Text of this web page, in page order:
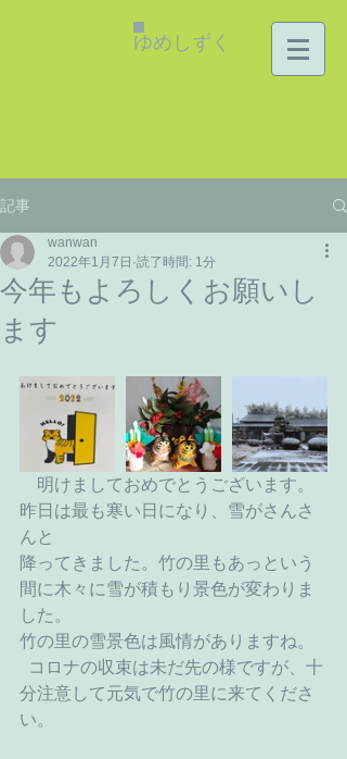
ゆめしずく
記事
今年もよろしくお願いし
ます
wanwan
2022年1月7日 読了時間: 1分
明けましておめでとうございます。
昨日は最も寒い日になり、雪がさんさ
んと
降ってきました。竹の里もあっという
間に木々に雪が積もり景色が変わりま
した。
竹の里の雪景色は風情がありますね。
分注意して元気で竹の里に来てくださ
い。